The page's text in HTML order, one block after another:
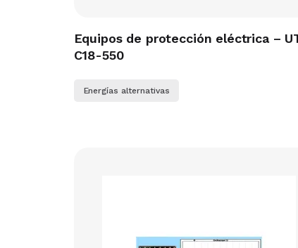
Equipos de protección eléctrica –
C18-550
Energías alternativas